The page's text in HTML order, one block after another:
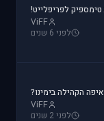
Mike_69th
לפריפלייט!
ViFF
לפני 6 שנים
Mike_69th
איפה הקהילה בימינו?
ViFF
לפני 2 שנים